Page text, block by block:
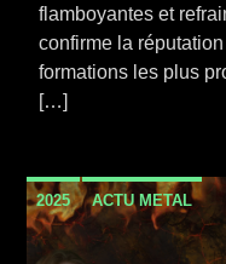
flamboyantes et
confirme la
formations les plus
[…]
2025 ACTU METAL